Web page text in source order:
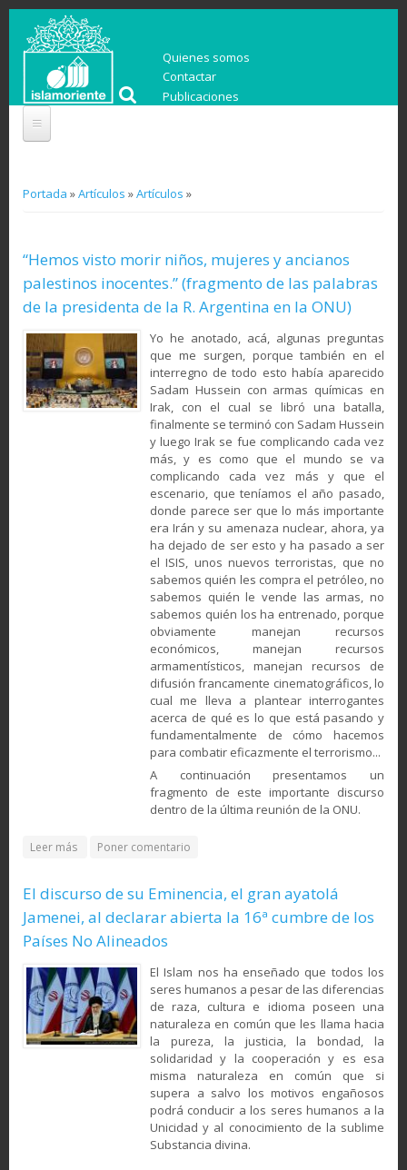
Quienes somos
Contactar
Publicaciones
You are here
Portada »Artículos »Artículos »
“Hemos visto morir niños, mujeres y ancianos
palestinos inocentes.” (fragmento de las palabras
de la presidenta de la R. Argentina en la ONU)
Yo he anotado, acá, algunas preguntas
que me surgen, porque también en el
interregno de todo esto había aparecido
Sadam Hussein con armas químicas en
Irak, con el cual se libró una batalla,
finalmente se terminó con Sadam Hussein
y luego Irak se fue complicando cada vez
más, y es como que el mundo se va
complicando cada vez más y que el
escenario, que teníamos el año pasado,
donde parece ser que lo más importante
era Irán y su amenaza nuclear, ahora, ya
ha dejado de ser esto y ha pasado a ser
el ISIS, unos nuevos terroristas, que no
sabemos quién les compra el petróleo, no
sabemos quién le vende las armas, no
sabemos quién los ha entrenado, porque
obviamente manejan recursos
económicos, manejan recursos
armamentísticos, manejan recursos de
difusión francamente cinematográficos, lo
cual me lleva a plantear interrogantes
acerca de qué es lo que está pasando y
fundamentalmente de cómo hacemos
para combatir eficazmente el terrorismo...
A continuación presentamos un
fragmento de este importante discurso
dentro de la última reunión de la ONU.
Leer más about “Hemos visto morir niños, mujeres y ancianos
Poner comentario
El discurso de su Eminencia, el gran ayatolá
Jamenei, al declarar abierta la 16ª cumbre de los
Países No Alineados
El Islam nos ha enseñado que todos los
seres humanos a pesar de las diferencias
de raza, cultura e idioma poseen una
naturaleza en común que les llama hacia
la pureza, la justicia, la bondad, la
solidaridad y la cooperación y es esa
misma naturaleza en común que si
supera a salvo los motivos engañosos
podrá conducir a los seres humanos a la
Unicidad y al conocimiento de la sublime
Substancia divina.